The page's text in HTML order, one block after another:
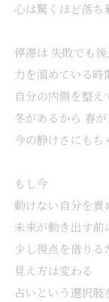
心は驚くほど落
停滞は 失敗でも
力を溜めている時
自分の内側を整え
冬があるから 春
今の静けさにも
もし今
動けない自分を責
未来が動き出す前
少し視点を借りる
見え方は変わる
占いという選択肢